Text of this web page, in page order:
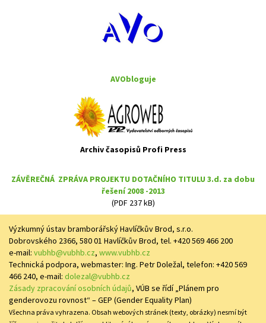
AVObloguje
Archiv časopisů Profi Press
ZÁVĚREČNÁ ZPRÁVA PROJEKTU DOTAČNÍHO TITULU 3.d. za dobu
řešení 2008 -2013
(PDF 237 kB)
Výzkumný ústav bramborářský Havlíčkův Brod, s.r.o.
Dobrovského 2366, 580 01 Havlíčkův Brod, tel. +420 569 466 200
e-mail: vubhb@vubhb.cz, www.vubhb.cz
Technická podpora, webmaster: Ing. Petr Doležal, telefon: +420 569
466 240, e-mail: dolezal@vubhb.cz
Zásady zpracování osobních údajů, VÚB se řídí „Plánem pro
genderovozu rovnost“ – GEP (Gender Equality Plan)
Všechna práva vyhrazena. Obsah webových stránek (texty, obrázky) nesmí být